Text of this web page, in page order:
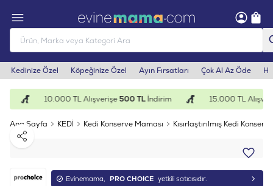
Kedinize Özel Köpeğinize Özel Ayın Fırsatları Çok Al Az Öde
10.000 TL Alışverişe500 TLİndirim 15.000 TL
Ana Sayfa KEDİ Kedi Konserve Maması
Kısırlaştırılmış Kedi
Paylaş
Evinemama, PRO CHOICE yetkili satıcısıdır.